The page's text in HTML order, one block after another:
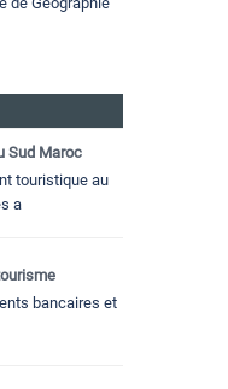
Sud Maroc
touristique au
a
bancaires et